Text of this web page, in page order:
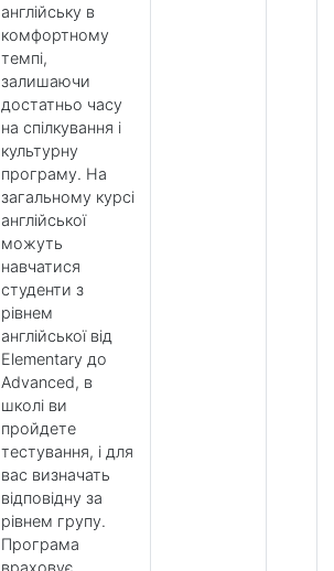
англійську в
комфортному
темпі,
залишаючи
достатньо часу
на спілкування і
культурну
програму. На
загальному курсі
англійської
можуть
навчатися
студенти з
рівнем
англійської від
Elementary до
Advanced, в
школі ви
пройдете
тестування, і для
вас визначать
відповідну за
рівнем групу.
Програма
враховує